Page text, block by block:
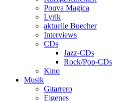
Pouva Magica
Lyrik
aktuelle Buecher
Interviews
CDs
Jazz-CDs
Rock/Pop-CDs
Kino
Musik
Gitarrero
Eigenes